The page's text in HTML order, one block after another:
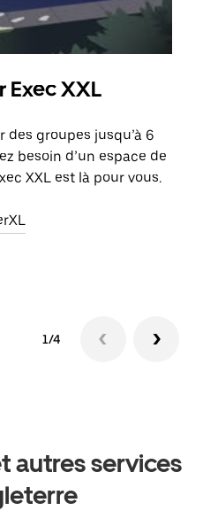
Exec XXL
des groupes jusqu’à 6
besoin d’un espace de
XXL est là pour vous.
1/4
autres services